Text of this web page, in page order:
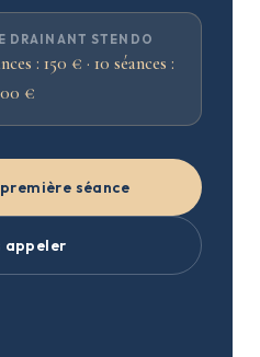
DRAINANT STENDO
: 150 € · 10 séances :
€
séance
appeler